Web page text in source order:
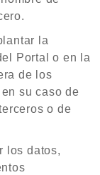
la
Portal o en la
de los
su caso de
o de
los datos,